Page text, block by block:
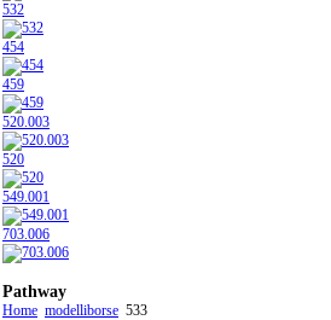
532
454
459
520.003
520
549.001
703.006
Pathway
Home modelliborse 533